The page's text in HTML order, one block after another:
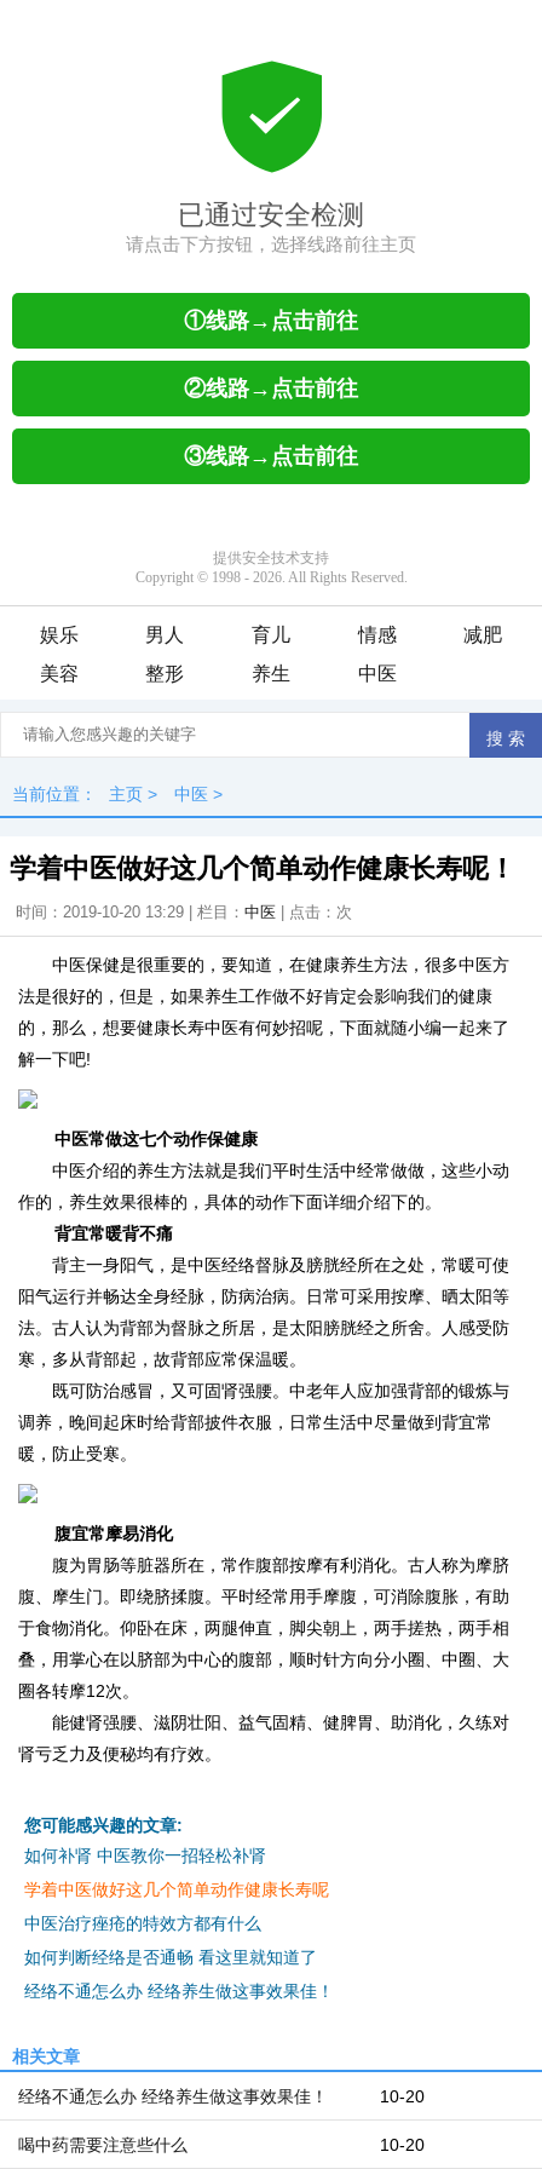
娱乐 男人 育儿 情感
减肥
美容
整形 养生 中医
当前位置： 主页 > 中医 >
学着中医做好这几个简单动作健康长寿呢！
时间：2019-10-20 13:29 | 栏目： 中医 | 点击： 次
中医保健是很重要的，要知道，在健康养生方法，很多中医方
法是很好的，但是，如果养生工作做不好肯定会影响我们的健康
的，那么，想要健康长寿中医有何妙招呢，下面就随小编一起来了
解一下吧!
中医常做这七个动作保健康
中医介绍的养生方法就是我们平时生活中经常做做，这些小动
作的，养生效果很棒的，具体的动作下面详细介绍下的。
背宜常暖背不痛
背主一身阳气，是中医经络督脉及膀胱经所在之处，常暖可使
阳气运行并畅达全身经脉，防病治病。日常可采用按摩、晒太阳等
法。古人认为背部为督脉之所居，是太阳膀胱经之所舍。人感受防
寒，多从背部起，故背部应常保温暖。
既可防治感冒，又可固肾强腰。中老年人应加强背部的锻炼与
调养，晚间起床时给背部披件衣服，日常生活中尽量做到背宜常
暖，防止受寒。
腹宜常摩易消化
腹为胃肠等脏器所在，常作腹部按摩有利消化。古人称为摩脐
腹、摩生门。即绕脐揉腹。平时经常用手摩腹，可消除腹胀，有助
于食物消化。仰卧在床，两腿伸直，脚尖朝上，两手搓热，两手相
叠，用掌心在以脐部为中心的腹部，顺时针方向分小圈、中圈、大
圈各转摩12次。
能健肾强腰、滋阴壮阳、益气固精、健脾胃、助消化，久练对
肾亏乏力及便秘均有疗效。
您可能感兴趣的文章:
如何补肾 中医教你一招轻松补肾
学着中医做好这几个简单动作健康长寿呢
中医治疗痤疮的特效方都有什么
如何判断经络是否通畅 看这里就知道了
经络不通怎么办 经络养生做这事效果佳！
相关文章
10-20
经络不通怎么办 经络养生做这事效果佳！
10-20
喝中药需要注意些什么